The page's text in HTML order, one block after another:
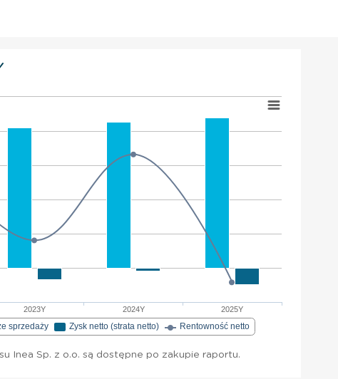
2023Y 2024Y 2025Y
sprzedaży Zysk netto (strata netto) Rentowność netto
Inea Sp. z o.o. są dostępne po zakupie raportu.